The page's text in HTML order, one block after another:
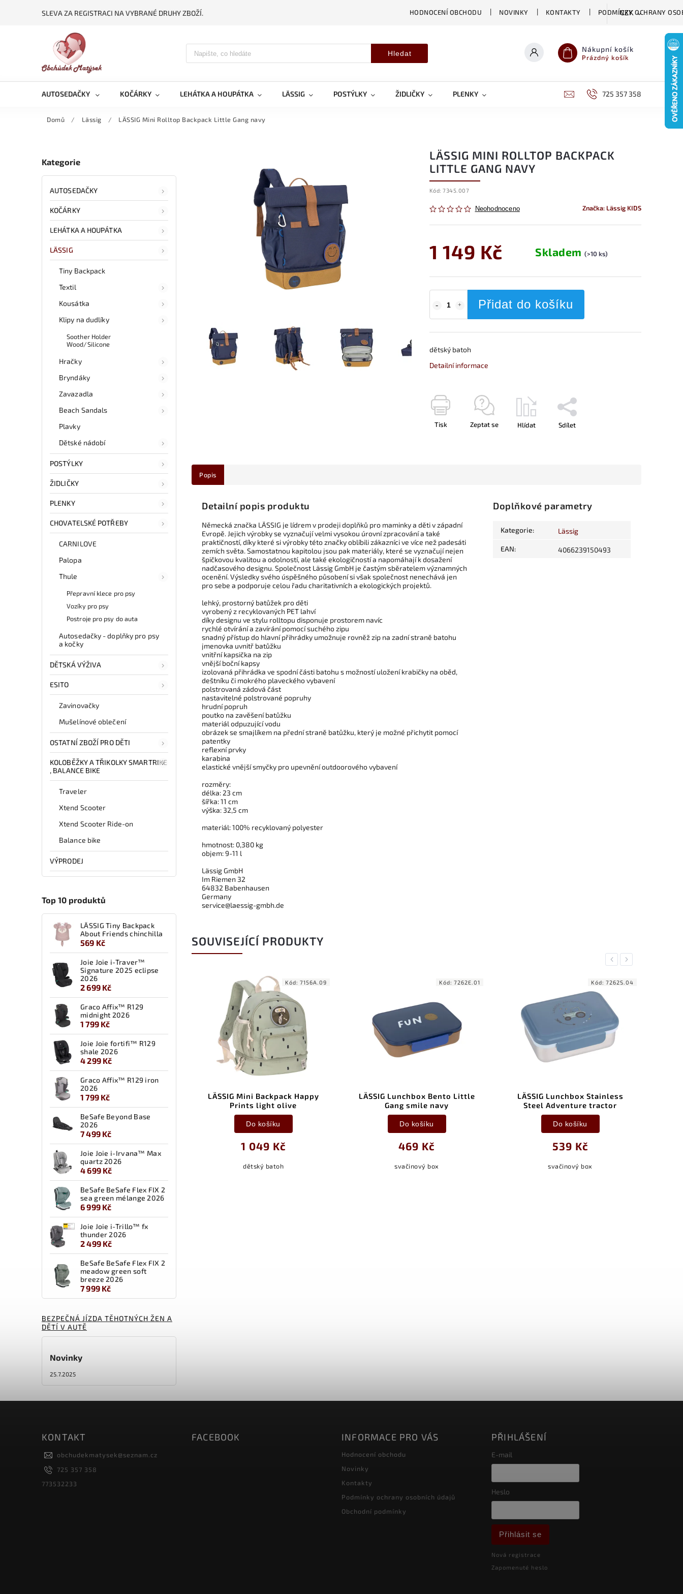
SLEVA ZA REGISTRACI NA VYBRANÉ DRUHY ZBOŽÍ. HODNOCENÍ OBCHODU NOVINKY KONTAKTY PODMÍNKY OCHRANY
CZK
Hledat Nákupní košík
Prázdný košík
AUTOSEDAČKY KOČÁRKY LEHÁTKA A HOUPÁTKA LÄSSIG POSTÝLKY ŽIDLIČKY PLENKY CHOVATELSKÉ POTŘEBY DĚTSKÁ VÝŽIVA
725 357 358
Domů / Lässig / LÄSSIG Mini Rolltop Backpack Little Gang navy
Kategorie
AUTOSEDAČKY
KOČÁRKY
LEHÁTKA A HOUPÁTKA
LÄSSIG
Tiny Backpack
Textil
Kousátka
Klipy na dudlíky
Soother Holder
Wood/Silicone
Hračky
Bryndáky
Zavazadla
Beach Sandals
Plavky
Dětské nádobí
POSTÝLKY
ŽIDLIČKY
PLENKY
CHOVATELSKÉ POTŘEBY
CARNILOVE
Palopa
Thule
Přepravní klece pro psy
Vozíky pro psy
Postroje pro psy do auta
Autosedačky - doplňky pro psy
a kočky
DĚTSKÁ VÝŽIVA
ESITO
Zavinovačky
Mušelínové oblečení
OSTATNÍ ZBOŽÍ PRO DĚTI
KOLOBĚŽKY A TŘIKOLKY SMARTRIKE
, BALANCE BIKE
Traveler
Xtend Scooter
Xtend Scooter Ride-on
Balance bike
VÝPRODEJ
Top 10 produktů
LÄSSIG Tiny Backpack
About Friends chinchilla
569 Kč
Joie Joie i-Traver™
Signature 2025 eclipse
2026
2 699 Kč
Graco Affix™ R129
midnight 2026
1 799 Kč
Joie Joie fortifi™ R129
shale 2026
4 299 Kč
Graco Affix™ R129 iron
2026
1 799 Kč
BeSafe Beyond Base
2026
7 499 Kč
Joie Joie i-Irvana™ Max
quartz 2026
4 699 Kč
BeSafe BeSafe Flex FIX 2
sea green mélange 2026
6 999 Kč
Joie Joie i-Trillo™ fx
thunder 2026
2 499 Kč
BeSafe BeSafe Flex FIX 2
meadow green soft
breeze 2026
7 999 Kč
BEZPEČNÁ JÍZDA TĚHOTNÝCH ŽEN A
DĚTÍ V AUTĚ
Novinky
25.7.2025
LÄSSIG MINI ROLLTOP BACKPACK
LITTLE GANG NAVY
Kód: 7345.007
Neohodnoceno Značka: Lässig KIDS
1 149 Kč Skladem(>10 ks)
Přidat do košíku
dětský batoh
Detailní informace
Tisk Zeptat se Hlídat Sdílet
Popis
Detailní popis produktu
Německá značka LÄSSIG je lídrem v prodeji doplňků pro maminky a děti v západní
Evropě. Jejich výrobky se vyznačují velmi vysokou úrovní zpracování a také
praktičností, díky které si výrobky této značky oblíbili zákazníci ve více než padesáti
zemích světa. Samostatnou kapitolou jsou pak materiály, které se vyznačují nejen
špičkovou kvalitou a odolností, ale také ekologičností a napomáhají k dosažení
nadčasového designu. Společnost Lässig GmbH je častým sběratelem významných
ocenění. Výsledky svého úspěšného působení si však společnost nenechává jen
pro sebe a podporuje celou řadu charitativních a ekologických projektů.
lehký, prostorný batůžek pro děti
vyrobený z recyklovaných PET lahví
díky designu ve stylu rolltopu disponuje prostorem navíc
rychlé otvírání a zavírání pomocí suchého zipu
snadný přístup do hlavní přihrádky umožnuje rovněž zip na zadní straně batohu
jmenovka uvnitř batůžku
vnitřní kapsička na zip
vnější boční kapsy
izolovaná přihrádka ve spodní části batohu s možností uložení krabičky na oběd,
deštníku či mokrého plaveckého vybavení
polstrovaná zádová část
nastavitelné polstrované popruhy
hrudní popruh
poutko na zavěšení batůžku
materiál odpuzující vodu
obrázek se smajlíkem na přední straně batůžku, který je možné přichytit pomocí
patentky
reflexní prvky
karabina
elastické vnější smyčky pro upevnění outdoorového vybavení
rozměry:
délka: 23 cm
šířka: 11 cm
výška: 32,5 cm
materiál: 100% recyklovaný polyester
hmotnost: 0,380 kg
objem: 9-11 l
Lässig GmbH
Im Riemen 32
64832 Babenhausen
Germany
service@laessig-gmbh.de
Doplňkové parametry
Kategorie: Lässig
EAN: 4066239150493
SOUVISEJÍCÍ PRODUKTY
Previous
LÄSSIG Swim Diaper
scooter/dog green 19-24 mo.
size 92
469 Kč
Detail
plavky
LÄSSIG Mini Backpack Happy
Prints light olive
1 049 Kč
Do košíku
dětský batoh
Kód: 7156A.09
LÄSSIG Lunchbox Bento Little
Gang smile navy
469 Kč
Do košíku
svačinový box
Kód: 7262E.01
LÄSSIG Lunchbox Stainless
Steel Adventure tractor
539 Kč
Do košíku
svačinový box
Kód: 7262S.04
Next
KONTAKT
obchudekmatysek@seznam.cz
725 357 358
773532233
FACEBOOK INFORMACE PRO VÁS
Hodnocení obchodu
Novinky
Kontakty
Podmínky ochrany osobních údajů
Obchodní podmínky
PŘIHLÁŠENÍ
E-mail
Heslo
Přihlásit se
Nová registrace
Zapomenuté heslo